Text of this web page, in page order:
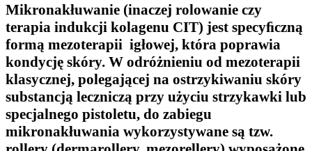
Mikronakłuwanie (inaczej rolowanie czy
terapia indukcji kolagenu CIT) jest specyﬁczną
formą mezoterapii igłowej, która poprawia
kondycję skóry. W odróżnieniu od mezoterapii
klasycznej, polegającej na ostrzykiwaniu skóry
substancją leczniczą przy użyciu strzykawki lub
specjalnego pistoletu, do zabiegu
mikronakłuwania wykorzystywane są tzw.